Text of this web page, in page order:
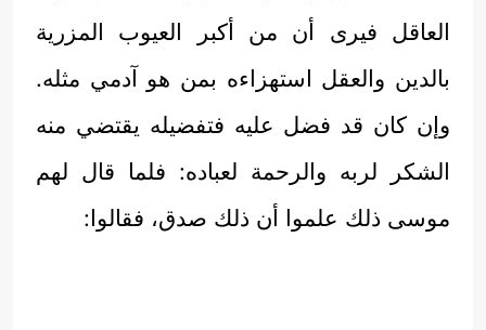
العاقل فيرى أن من أكبر العيوب المزرية
بالدين والعقل استهزاءه بمن هو آدمي مثله.
وإن كان قد فضل عليه فتفضيله يقتضي منه
الشكر لربه والرحمة لعباده: فلما قال لهم
موسى ذلك علموا أن ذلك صدق، فقالوا: